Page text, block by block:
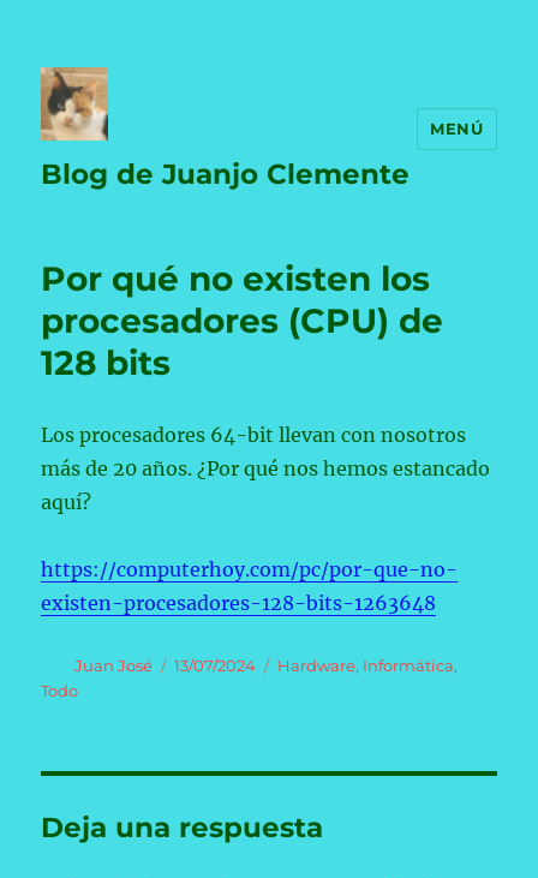
Blog de Juanjo Clemente
MENÚ
Por qué no existen los
procesadores (CPU) de
128 bits
Los procesadores 64-bit llevan con nosotros
más de 20 años. ¿Por qué nos hemos estancado
aquí?
https://computerhoy.com/pc/por-que-no-
existen-procesadores-128-bits-1263648
Autor
Juan José
Publicado
13/07/2024 Categorías
Hardware, Informática,
Todo
Deja una respuesta